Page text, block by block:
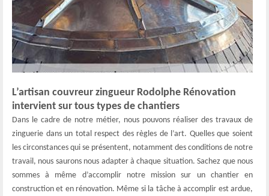
L’artisan couvreur zingueur Rodolphe Rénovation
intervient sur tous types de chantiers
Dans le cadre de notre métier, nous pouvons réaliser des travaux de
zinguerie dans un total respect des règles de l’art. Quelles que soient
les circonstances qui se présentent, notamment des conditions de notre
travail, nous saurons nous adapter à chaque situation. Sachez que nous
sommes à même d’accomplir notre mission sur un chantier en
construction et en rénovation. Même si la tâche à accomplir est ardue,